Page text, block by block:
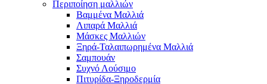
Περιποίηση μαλλιών
Βαμμένα Μαλλιά
Λιπαρά Μαλλιά
Μάσκες Μαλλιών
Ξηρά-Ταλαιπωρημένα Μαλλιά
Σαμπουάν
Συχνό Λούσιμο
Πιτυρίδα-Ξηροδερμία